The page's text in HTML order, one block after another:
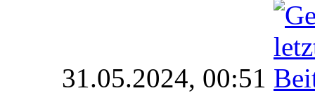
31.05.2024, 00:51